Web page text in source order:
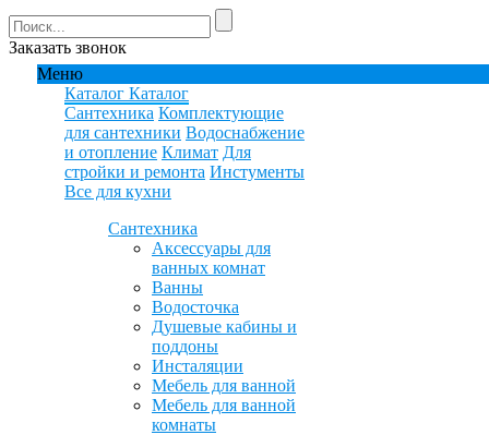
Заказать звонок
Меню
Каталог Каталог
Сантехника Комплектующие
для сантехники Водоснабжение
и отопление Климат Для
стройки и ремонта Инстументы
Все для кухни
Сантехника
Аксессуары для
ванных комнат
Ванны
Водосточка
Душевые кабины и
поддоны
Инсталяции
Мебель для ванной
Мебель для ванной
комнаты